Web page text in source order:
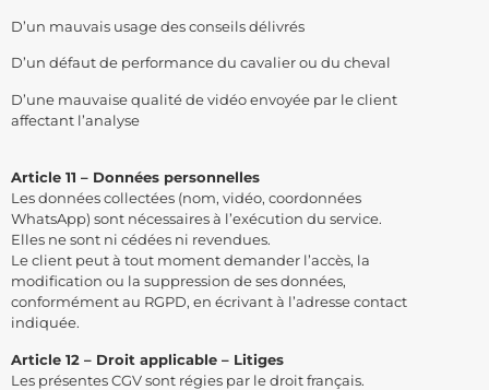
D’un mauvais usage des conseils délivrés
D’un défaut de performance du cavalier ou du cheval
D’une mauvaise qualité de vidéo envoyée par le client
affectant l’analyse
Article 11 – Données personnelles
Les données collectées (nom, vidéo, coordonnées
WhatsApp) sont nécessaires à l’exécution du service.
Elles ne sont ni cédées ni revendues.
Le client peut à tout moment demander l’accès, la
modification ou la suppression de ses données,
conformément au RGPD, en écrivant à l’adresse contact
indiquée.
Article 12 – Droit applicable – Litiges
Les présentes CGV sont régies par le droit français.